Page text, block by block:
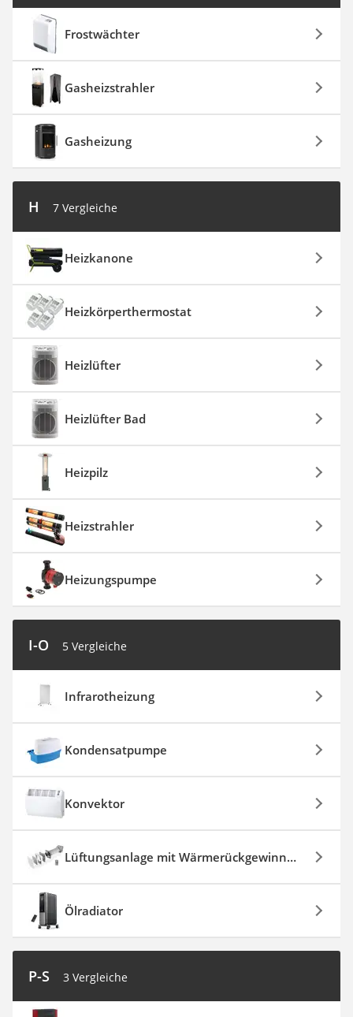
Frostwächter
Gasheizstrahler
Gasheizung
H 7 Vergleiche
Heizkanone
Heizkörperthermostat
Heizlüfter
Heizlüfter Bad
Heizpilz
Heizstrahler
Heizungspumpe
I-O 5 Vergleiche
Infrarotheizung
Kondensatpumpe
Konvektor
Lüftungsanlage mit Wärmerückgewinnung
Ölradiator
P-S 3 Vergleiche